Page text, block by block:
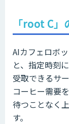
「root C
AIカフェロボ
と、指定時刻
受取できるサ
コーヒー需要
待つことなく
す。